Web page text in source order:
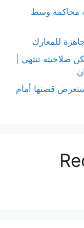
محاكمة وسط
للمعارك
صلاحيته تنتهي |
قصتها أمام